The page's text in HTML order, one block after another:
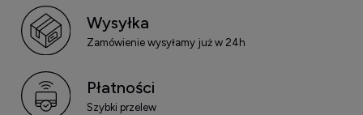
Wysyłka
Zamówienie wysyłamy już w 24h
Płatności
Szybki przelew